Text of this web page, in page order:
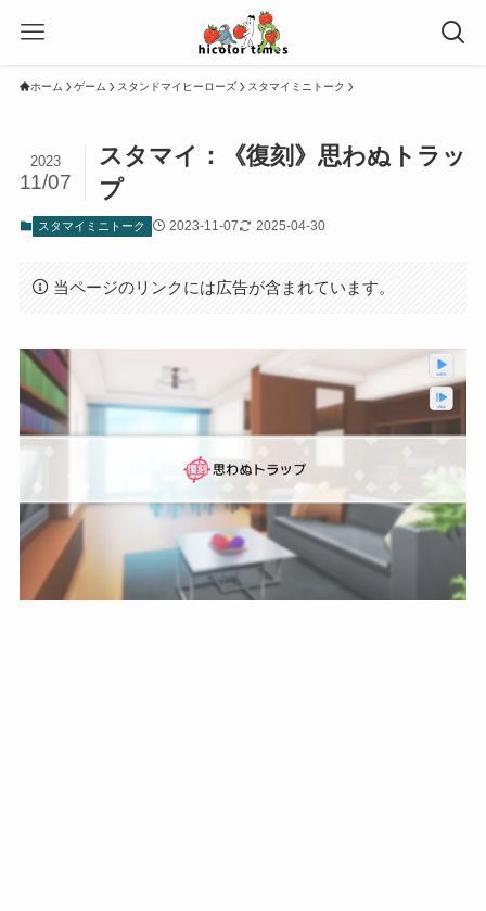
ホーム ゲーム スタンドマイヒーローズ スタマイミニトーク
スタマイ：《復刻》思わぬトラッ
プ
2023
11/07
スタマイミニトーク 2023-11-07 2025-04-30
当ページのリンクには広告が含まれています。